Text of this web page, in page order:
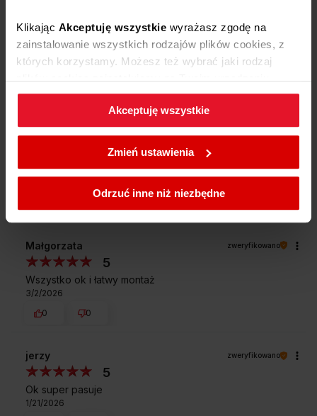
Klikając Akceptuję wszystkie wyrażasz zgodę na
zainstalowanie wszystkich rodzajów plików cookies, z
których korzystamy. Możesz też wybrać jaki rodzaj
plików cookies zainstalujemy na Twoim urządzeniu,
klikającZmień ustawienia.
W każdej chwili możesz zmienić wybrane przez Ciebie
ustawienia plików cookies wchodząc w zakładkę
Akceptuję wszystkie
Zmień ustawienia
Odrzuć inne niż niezbędne
Wyczyść
5
Odpowiednia, dobrze zapakowana, szybko
dostarczona👍️
Małgorzata zweryfikowano
5
Wszystko ok i łatwy montaż
3/2/2026
0
0
jerzy zweryfikowano
5
Ok super pasuje
1/21/2026